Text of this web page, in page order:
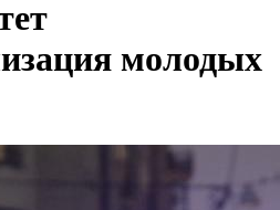
молодых